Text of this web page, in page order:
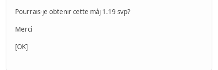
Pourrais-je obtenir cette màj 1.19 svp?
Merci
[OK]